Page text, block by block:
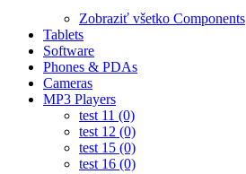
Zobraziť všetko Components
Tablets
Software
Phones & PDAs
Cameras
MP3 Players
test 11 (0)
test 12 (0)
test 15 (0)
test 16 (0)